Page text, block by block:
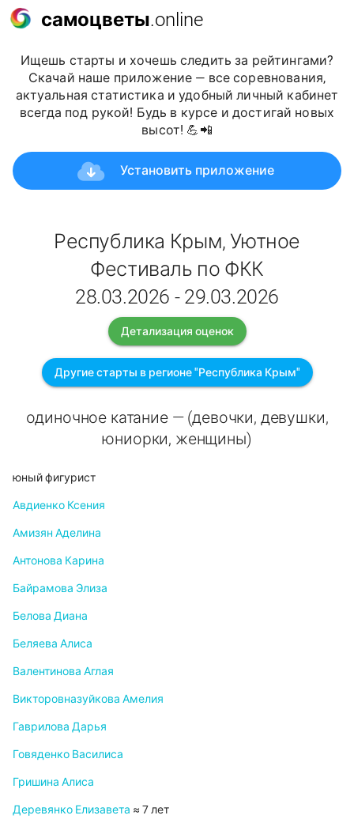
самоцветы.online
Ищешь старты и хочешь следить за рейтингами?
Скачай наше приложение — все соревнования,
актуальная статистика и удобный личный кабинет
всегда под рукой! Будь в курсе и достигай новых
высот! 💪📲
Установить приложение
Республика Крым, Уютное
Фестиваль по ФКК
28.03.2026 - 29.03.2026
Детализация оценок
Другие старты в регионе "Республика Крым"
одиночное катание — (девочки, девушки,
юниорки, женщины)
юный фигурист
Авдиенко Ксения
Амизян Аделина
Антонова Карина
Байрамова Элиза
Белова Диана
Беляева Алиса
Валентинова Аглая
Викторовназуйкова Амелия
Гаврилова Дарья
Говяденко Василиса
Гришина Алиса
Деревянко Елизавета ≈ 7 лет